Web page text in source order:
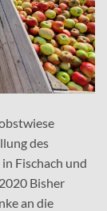
des
Fischach und
Bisher
an die